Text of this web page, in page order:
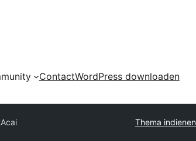
ContactWordPress downloaden
Acai Thema indienen